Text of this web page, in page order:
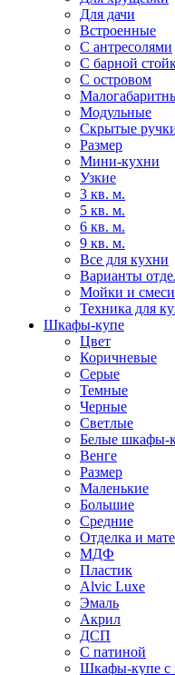
Для дачи
Встроенные
С антресолями
С барной
С островом
Модульные
Скрытые
Размер
Мини-кухни
Узкие
3 кв. м.
5 кв. м.
6 кв. м.
9 кв. м.
Все для кухни
Варианты
Мойки и
Техника для
Шкафы-купе
Цвет
Коричневые
Серые
Темные
Черные
Светлые
Белые шкафы-
Венге
Размер
Маленькие
Большие
Средние
Отделка и
МДФ
Пластик
Alvic Luxe
Эмаль
Акрил
ДСП
С патиной
Шкафы-купе с